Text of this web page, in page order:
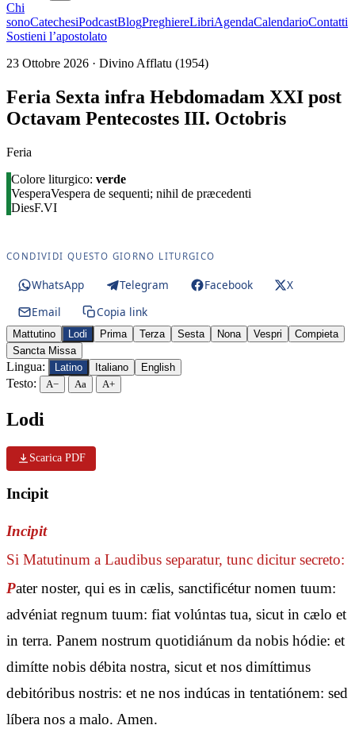
Chi
sonoCatechesiPodcastBlogPreghiereLibriAgendaCalendarioContatti
Sostieni l’apostolato
23 Ottobre 2026 · Divino Afflatu (1954)
Feria Sexta infra Hebdomadam XXI post
Octavam Pentecostes III. Octobris
Feria
Colore liturgico: verde
VesperaVespera de sequenti; nihil de præcedenti
DiesF.VI
CONDIVIDI QUESTO GIORNO LITURGICO
WhatsApp Telegram Facebook
X
Email
Copia link
Mattutino Lodi Prima Terza Sesta Nona Vespri
Compieta
Sancta Missa
Lingua: Latino Italiano English
Testo: A− Aa A+
Lodi
Scarica PDF
Incipit
Incipit
Si Matutinum a Laudibus separatur, tunc dicitur secreto:
Pater noster, qui es in cælis, sanctificétur nomen tuum:
advéniat regnum tuum: fiat volúntas tua, sicut in cælo et
in terra. Panem nostrum quotidiánum da nobis hódie: et
dimítte nobis débita nostra, sicut et nos dimíttimus
debitóribus nostris: et ne nos indúcas in tentatiónem: sed
líbera nos a malo. Amen.